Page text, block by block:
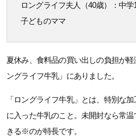
ロングライフ夫人（40歳）：中
子どものママ
夏休み、食料品の買い出しの負担が
ングライフ牛乳」にありました。
「ロングライフ牛乳」とは、特別な
に入った牛乳のこと。未開封なら常
きる※のが特長です。